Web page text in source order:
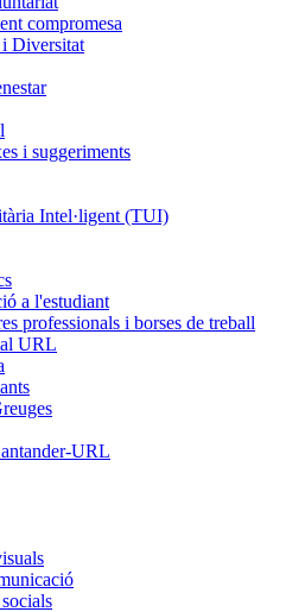
compromesa
Diversitat
i suggeriments
Intel·ligent (TUI)
a l'estudiant
professionals i borses de treball
URL
URL